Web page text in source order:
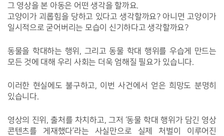
그 영상을 본 아동은 어떤 생각을 할까요.
고양이가 괴롭힘을 당하고 있다고 생각할까요? 아니면 고양이가
일시적으로 굳어버리는 모습이 신기하다고 생각할까요?
동물을 학대하는 행위, 그리고 동물 학대 행위를 우습게 만드는
모든 것에 대해 우리 사회는 더욱 엄해질 필요가 있습니다.
이러한 현실에도 불구하고, 이번 사건에서 얻은 희망도 분명히
있습니다.
영상의 진위, 출처를 차치하고, 그저 ‘동물 학대 행위가 담긴 영상
콘텐츠를 게재했다’라는 사실만으로 실제 처벌이 이루어진